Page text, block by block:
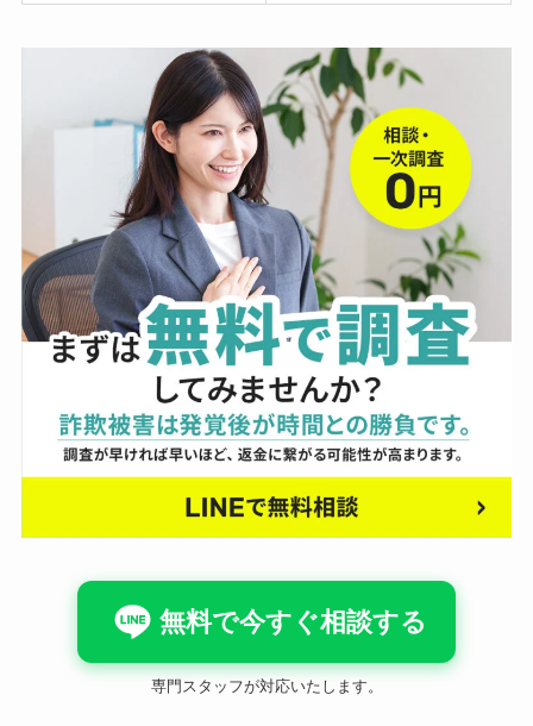
無料で今すぐ相談する
専門スタッフが対応いたします。